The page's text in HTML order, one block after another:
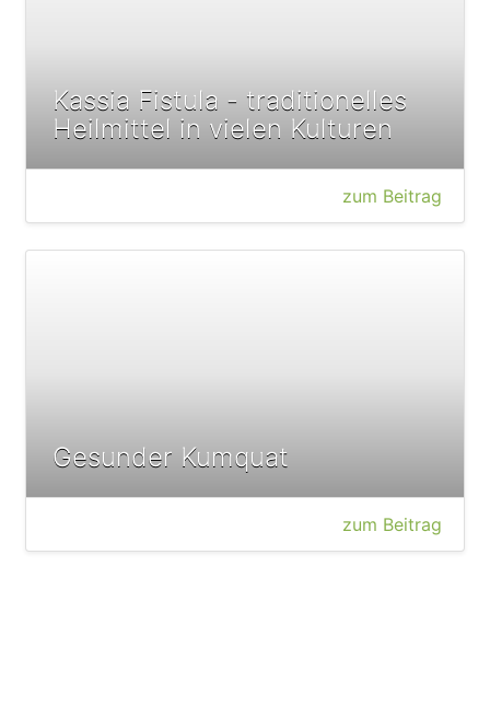
Kassia Fistula - traditionelles
Heilmittel in vielen Kulturen
zum Beitrag
Gesunder Kumquat
zum Beitrag